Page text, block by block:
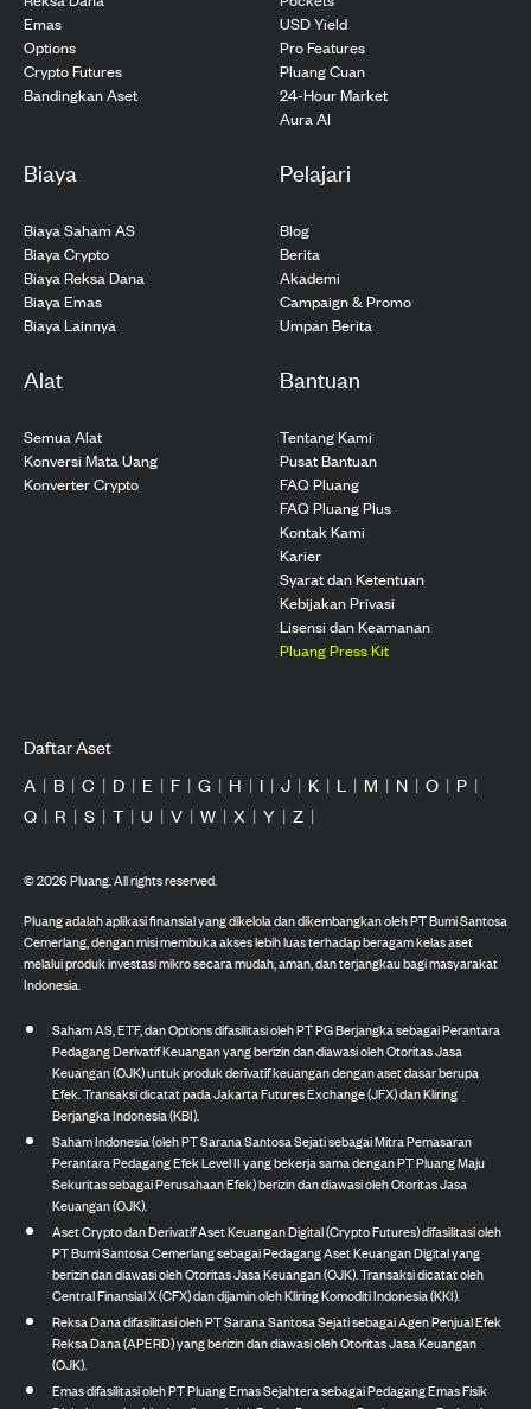
Emas
Options
Crypto Futures
Bandingkan Aset
USD Yield
Pro Features
Pluang Cuan
24-Hour Market
Aura AI
Biaya
Biaya Saham AS
Biaya Crypto
Biaya Reksa Dana
Biaya Emas
Biaya Lainnya
Pelajari
Blog
Berita
Akademi
Campaign & Promo
Umpan Berita
Alat
Semua Alat
Konversi Mata Uang
Konverter Crypto
Bantuan
Tentang Kami
Pusat Bantuan
FAQ Pluang
FAQ Pluang Plus
Kontak Kami
Karier
Syarat dan Ketentuan
Kebijakan Privasi
Lisensi dan Keamanan
Pluang Press Kit
Daftar Aset
A | B | C | D | E | F | G | H | I | J | K | L | M | N | O | P |
Q | R | S | T | U | V | W | X | Y | Z |
©2026Pluang. All rights reserved.
Pluang adalah aplikasi finansial yang dikelola dan dikembangkan oleh PT Bumi Santosa
Cemerlang, dengan misi membuka akses lebih luas terhadap beragam kelas aset
melalui produk investasi mikro secara mudah, aman, dan terjangkau bagi masyarakat
Indonesia.
Saham AS, ETF, dan Options difasilitasi oleh PT PG Berjangka sebagai Perantara
Pedagang Derivatif Keuangan yang berizin dan diawasi oleh Otoritas Jasa
Keuangan (OJK) untuk produk derivatif keuangan dengan aset dasar berupa
Efek. Transaksi dicatat pada Jakarta Futures Exchange (JFX) dan Kliring
Berjangka Indonesia (KBI).
Saham Indonesia (oleh PT Sarana Santosa Sejati sebagai Mitra Pemasaran
Perantara Pedagang Efek Level II yang bekerja sama dengan PT Pluang Maju
Sekuritas sebagai Perusahaan Efek) berizin dan diawasi oleh Otoritas Jasa
Keuangan (OJK).
Aset Crypto dan Derivatif Aset Keuangan Digital (Crypto Futures) difasilitasi oleh
PT Bumi Santosa Cemerlang sebagai Pedagang Aset Keuangan Digital yang
berizin dan diawasi oleh Otoritas Jasa Keuangan (OJK). Transaksi dicatat oleh
Central Finansial X (CFX) dan dijamin oleh Kliring Komoditi Indonesia (KKI).
Reksa Dana difasilitasi oleh PT Sarana Santosa Sejati sebagai Agen Penjual Efek
Reksa Dana (APERD) yang berizin dan diawasi oleh Otoritas Jasa Keuangan
(OJK).
Emas difasilitasi oleh PT Pluang Emas Sejahtera sebagai Pedagang Emas Fisik